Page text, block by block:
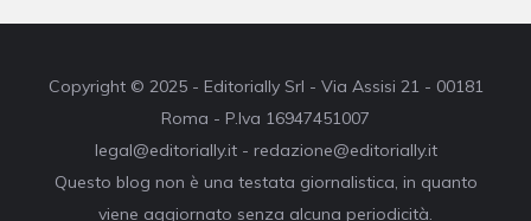
Copyright © 2025 - Editorially Srl - Via Assisi 21 - 00181
Roma - P.Iva 16947451007
legal@editorially.it - redazione@editorially.it
Questo blog non è una testata giornalistica, in quanto
viene aggiornato senza alcuna periodicità.